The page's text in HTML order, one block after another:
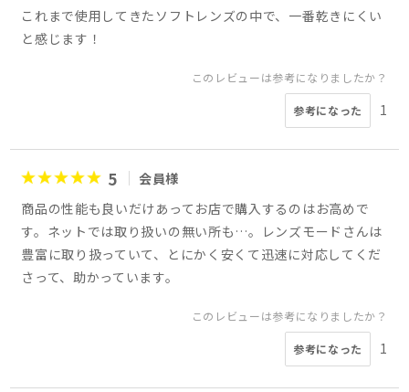
これまで使用してきたソフトレンズの中で、一番乾きにくい
と感じます！
このレビューは参考になりましたか？
参考になった 1
5
会員様
商品の性能も良いだけあってお店で購入するのはお高めで
す。ネットでは取り扱いの無い所も…。レンズモードさんは
豊富に取り扱っていて、とにかく安くて迅速に対応してくだ
さって、助かっています。
このレビューは参考になりましたか？
参考になった 1